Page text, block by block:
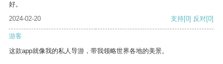
好。
2024-02-20
支持[0] 反对[0]
游客
这款app就像我的私人导游，带我领略世界各地的美景。